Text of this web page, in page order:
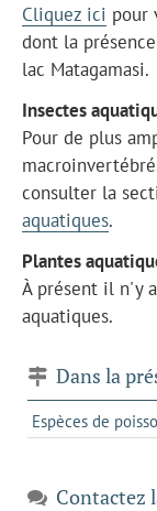
Cliquez ici pour
dont la
lac Matagamasi.
Insectes
Pour de plus
consulter la
aquatiques.
Plantes
À présent il n'y
aquatiques.
Dans la
Espèces de
Contactez